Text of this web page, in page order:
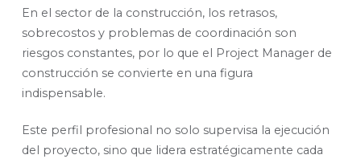
En el sector de la construcción, los retrasos,
sobrecostos y problemas de coordinación son
riesgos constantes, por lo que el Project Manager de
construcción se convierte en una figura
indispensable.
Este perfil profesional no solo supervisa la ejecución
del proyecto, sino que lidera estratégicamente cada